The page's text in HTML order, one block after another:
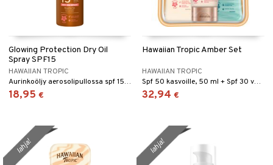
Glowing Protection Dry Oil
Spray SPF15
HAWAIIAN TROPIC
Aurinkoöljy aerosolipullossa spf 15 - Hawaiian Tropic
18,95 €
Hawaiian Tropic Amber Set
HAWAIIAN TROPIC
Spf 50 kasvoille, 50 ml + Spf 30 vartalolle, 75 ml + After sun 60 ml
32,94 €
lahja! lahja!